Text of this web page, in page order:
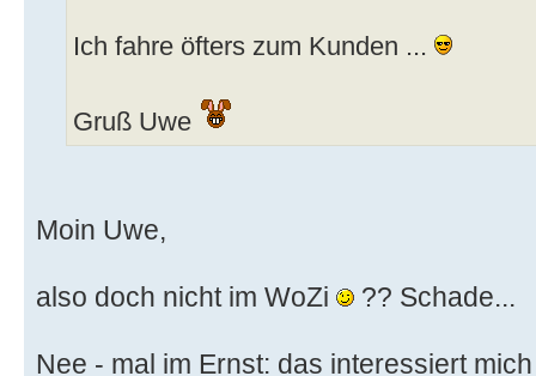
Ich fahre öfters zum Kunden ...
Gruß Uwe
Moin Uwe,
also doch nicht im WoZi ?? Schade...
Nee - mal im Ernst: das interessiert